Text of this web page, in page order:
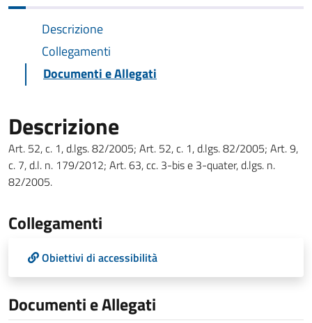
Descrizione
Collegamenti
Documenti e Allegati
Descrizione
Art. 52, c. 1, d.lgs. 82/2005; Art. 52, c. 1, d.lgs. 82/2005; Art. 9,
c. 7, d.l. n. 179/2012; Art. 63, cc. 3-bis e 3-quater, d.lgs. n.
82/2005.
Collegamenti
Obiettivi di accessibilità
Documenti e Allegati